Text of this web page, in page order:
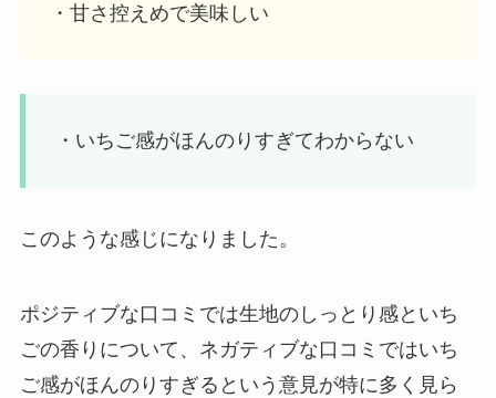
・甘さ控えめで美味しい
・いちご感がほんのりすぎてわからない
このような感じになりました。
ポジティブな口コミでは生地のしっとり感といち
ごの香りについて、ネガティブな口コミではいち
ご感がほんのりすぎるという意見が特に多く見ら